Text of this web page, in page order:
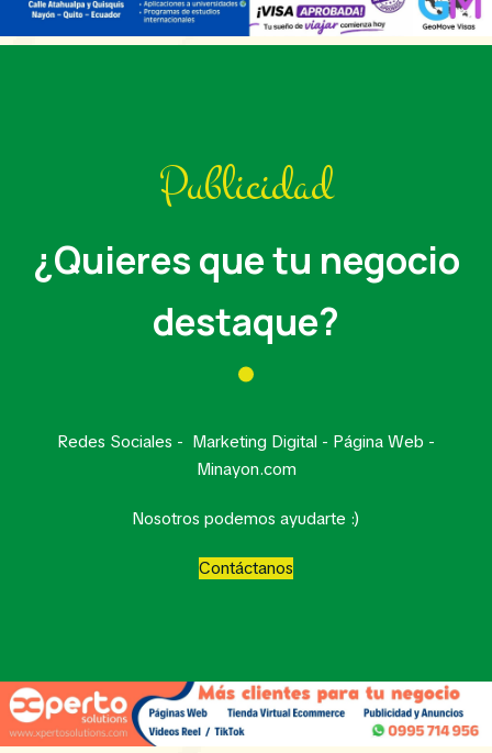
Publicidad
¿Quieres que tu negocio
destaque?
Redes Sociales - Marketing Digital - Página Web -
Minayon.com
Nosotros podemos ayudarte :)
Contáctanos